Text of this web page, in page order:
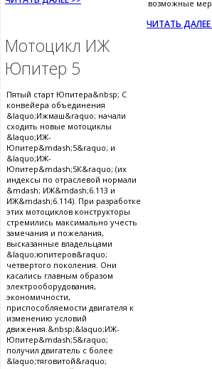
возможные
ЧИТАТЬ ДАЛЕЕ
Мотоцикл ИЖ
Юпитер 5
Пятый старт Юпитера&nbsp; С
конвейера объединения
&laquo;Ижмаш&raquo; начали
сходить новые мотоциклы
&laquo;ИЖ-
Юпитер&mdash;5&raquo; и
&laquo;ИЖ-
Юпитер&mdash;5К&raquo; (их
индексы по отраслевой нормали
&mdash; ИЖ&mdash;6.113 и
ИЖ&mdash;6.114). При разработке
этих мотоциклов конструкторы
стремились максимально учесть
замечания и пожелания,
высказанные владельцами
&laquo;юпитеров&raquo;
четвертого поколения. Они
касались главным образом
электрооборудования,
экономичности,
приспособляемости двигателя к
изменению условий
движения.&nbsp;&laquo;ИЖ-
Юпитер&mdash;5&raquo;
получил двигатель с более
&laquo;тяговитой&raquo;